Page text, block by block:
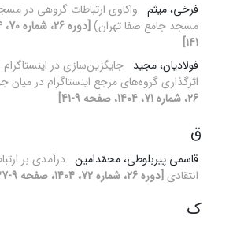
فرخی، میثم واکاوی ارتباطات گروهی در
مسجد جامع صفا تهران)
141]
فولادیان، مجید جایگزین‌سازی در اینستاگرام
اثرگذاری گروه‌های مرجع اینستاگرام در میان
26، شماره 71، 1404، صفحه 9-41]
ق
قاسمی پیربلوطی، محمّدامین درآمدی بر
انتقادی [دوره 26، شماره 72، 1404، صفحه 9-37]
ک